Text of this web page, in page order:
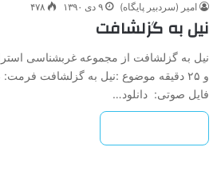
امیر (سردبیر پایگاه) ۹ دی ۱۳۹۰ ۴۷۸
نیل به گزلشافت
فایل صوتی: دانلود…